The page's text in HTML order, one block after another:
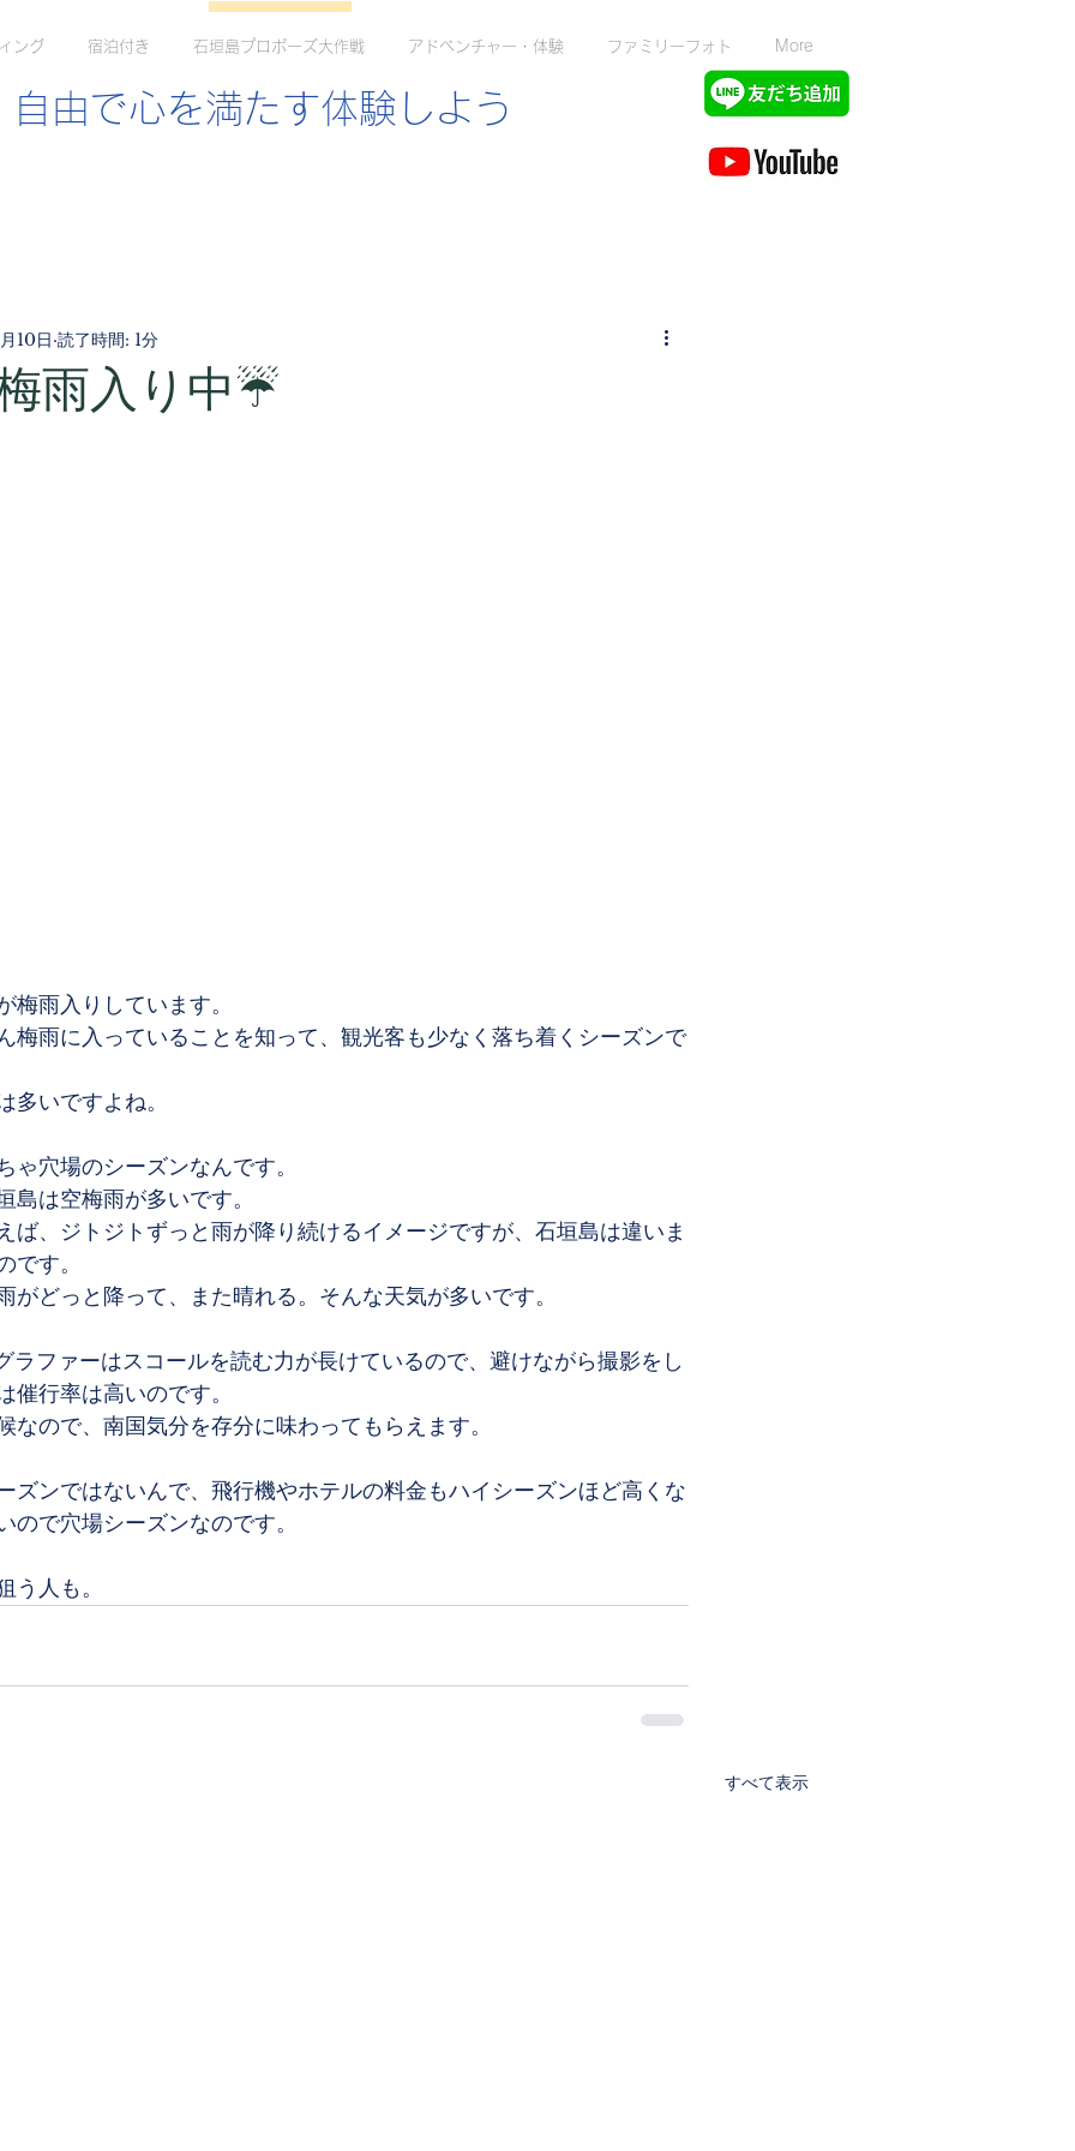
ング 宿泊付き 石垣島プロポーズ大作戦 アドベンチャー・体験 ファミリーフォト More
自由で心を満たす体験しよう
雨入り中☔️
10日 読了時間: 1分
梅雨入りしています。
梅雨に入っていることを知って、観光客も少なく落ち着くシーズンで
多いですよね。
ゃ穴場のシーズンなんです。
島は空梅雨が多いです。
ば、ジトジトずっと雨が降り続けるイメージですが、石垣島は違いま
です。
がどっと降って、また晴れる。そんな天気が多いです。
ファーはスコールを読む力が長けているので、避けながら撮影をし
催行率は高いのです。
なので、南国気分を存分に味わってもらえます。
ズンではないんで、飛行機やホテルの料金もハイシーズンほど高くな
ので穴場シーズンなのです。
う人も。
すべて表示